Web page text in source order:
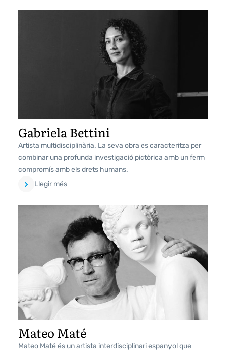
Gabriela Bettini
Artista multidisciplinària. La seva obra es caracteritza per
combinar una profunda investigació pictòrica amb un ferm
compromís amb els drets humans.
Llegir més
Mateo Maté
Mateo Maté és un artista interdisciplinari espanyol que